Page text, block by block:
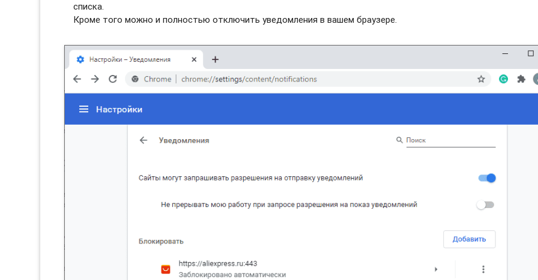
списка.
Кроме того можно и полностью отключить уведомления в вашем браузере.